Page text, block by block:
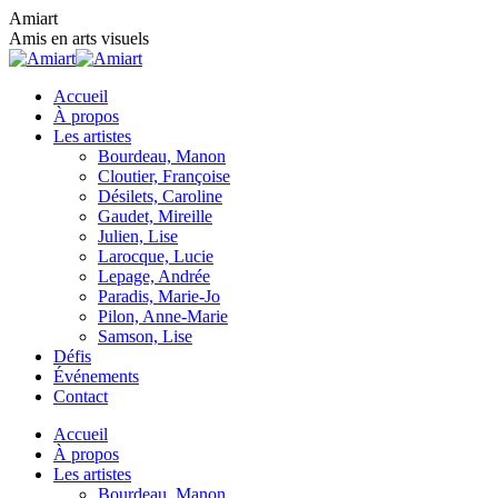
Skip
to
content
Amiart
Amis en arts visuels
Accueil
À propos
Les artistes
Bourdeau, Manon
Cloutier, Françoise
Désilets, Caroline
Gaudet, Mireille
Julien, Lise
Larocque, Lucie
Lepage, Andrée
Paradis, Marie-Jo
Pilon, Anne-Marie
Samson, Lise
Défis
Événements
Contact
Accueil
À propos
Les artistes
Bourdeau, Manon